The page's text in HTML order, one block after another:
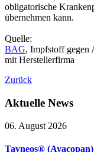
obligatorische
übernehmen kann.
Quelle:
BAG, Impfstoff gegen
mit Herstellerfirma
Zurück
Aktuelle News
06. August 2026
Tavneos® (Avacopan)